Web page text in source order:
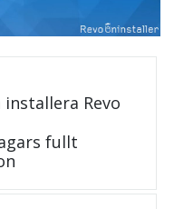
installera Revo
fullt